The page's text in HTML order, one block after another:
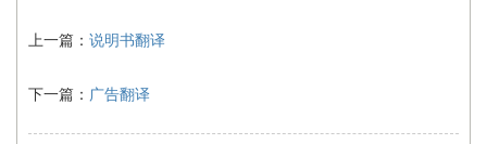
上一篇： 说明书翻译
下一篇： 广告翻译